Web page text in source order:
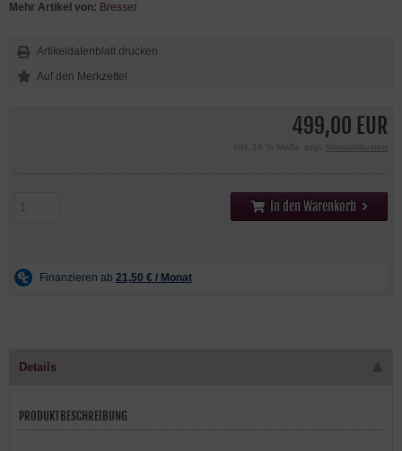
499,00 EUR
inkl. 19 % MwSt. zzgl. Versandkosten
In den Warenkorb
Mehr Artikel von: Bresser
Artikeldatenblatt drucken
Details
PRODUKTBESCHREIBUNG